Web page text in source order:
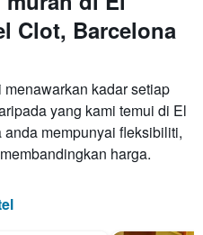
Clot, Barcelona
kadar setiap
yang kami temui di El
mempunyai fleksibiliti,
harga.